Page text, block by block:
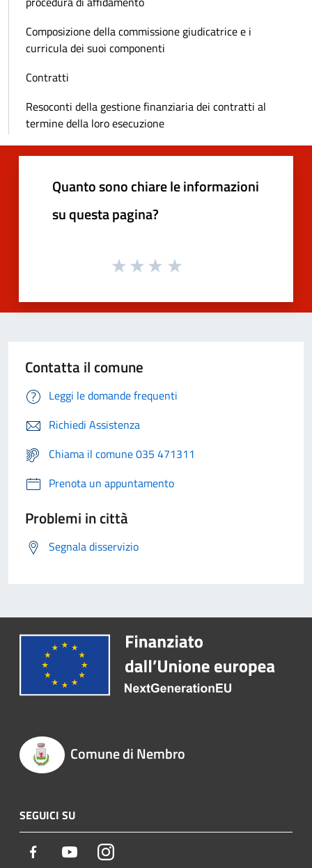
Composizione della commissione giudicatrice e i
curricula dei suoi componenti
Contratti
Resoconti della gestione finanziaria dei contratti al
termine della loro esecuzione
Quanto sono chiare le informazioni
su questa pagina?
Contatta il comune
Leggi le domande frequenti
Richiedi Assistenza
Chiama il comune 035 471311
Prenota un appuntamento
Problemi in città
Segnala disservizio
Comune di Nembro
SEGUICI SU
Facebook YoutubeInstagram